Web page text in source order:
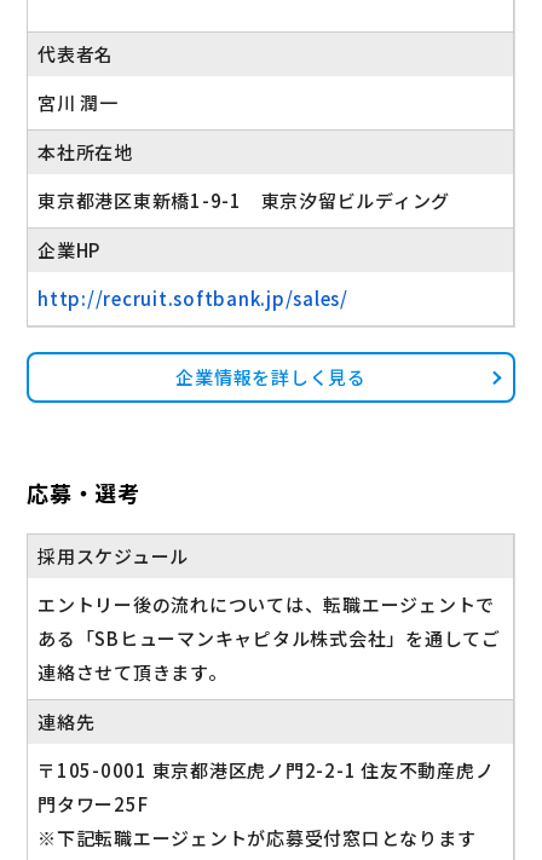
代表者名
宮川 潤一
本社所在地
東京都港区東新橋1-9-1 東京汐留ビルディング
企業HP
http://recruit.softbank.jp/sales/
企業情報を詳しく見る
応募・選考
採用スケジュール
エントリー後の流れについては、転職エージェントで
ある「SBヒューマンキャピタル株式会社」を通してご
連絡させて頂きます。
連絡先
〒105-0001 東京都港区虎ノ門2-2-1 住友不動産虎ノ
門タワー25F
※下記転職エージェントが応募受付窓口となります